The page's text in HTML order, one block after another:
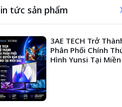
tức sản phẩm
3AE TECH Trở
Phân Phối Chính
Hình Yunsi Tại Miền